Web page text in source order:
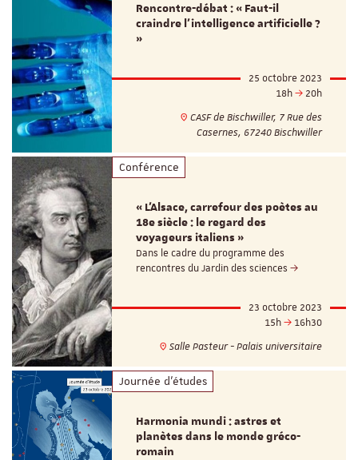
Rencontre-débat : « Faut-il
craindre l'intelligence artificielle ?
»
25 octobre 2023
18h
20h
CASF de Bischwiller, 7 Rue des
Casernes, 67240 Bischwiller
Conférence
« L’Alsace, carrefour des poètes au
18e siècle : le regard des
voyageurs italiens »
Dans le cadre du programme des
rencontres du Jardin des sciences
23 octobre 2023
15h
16h30
Salle Pasteur - Palais universitaire
Journée d'études
Harmonia mundi : astres et
planètes dans le monde gréco-
romain